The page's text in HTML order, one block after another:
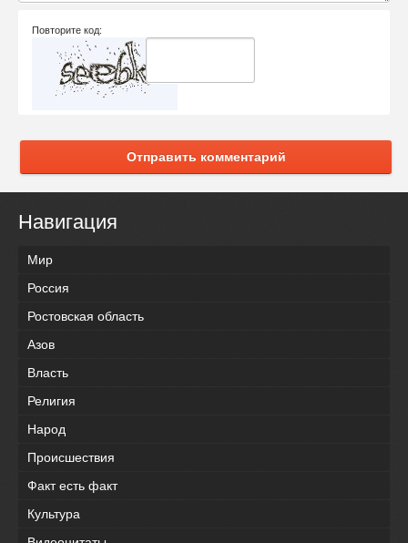
Повторите код:
Отправить комментарий
Навигация
Мир
Россия
Ростовская область
Азов
Власть
Религия
Народ
Происшествия
Факт есть факт
Культура